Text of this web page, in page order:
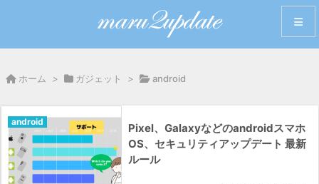
前へ
ホーム > ガジェット > android
android
Pixel、Galaxyなどのandroidスマホ
OS、セキュリティアップデート 最新
ルール